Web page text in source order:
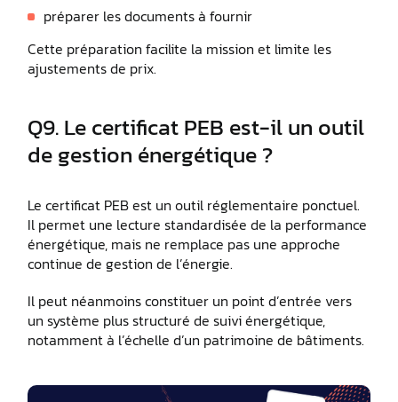
préparer les documents à fournir
Cette préparation facilite la mission et limite les
ajustements de prix.
Q9. Le certificat PEB est-il un outil
de gestion énergétique ?
Le certificat PEB est un outil réglementaire ponctuel.
Il permet une lecture standardisée de la performance
énergétique, mais ne remplace pas une approche
continue de gestion de l’énergie.
Il peut néanmoins constituer un point d’entrée vers
un système plus structuré de suivi énergétique,
notamment à l’échelle d’un patrimoine de bâtiments.